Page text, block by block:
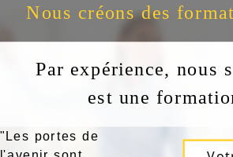
Nous créons des
Par expérience, nous
est une
"Les portes de